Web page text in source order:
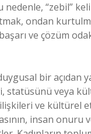
“zebil”
ondan
ve çözüm
bir açıdan
veya
ve kültürel
insan onuru